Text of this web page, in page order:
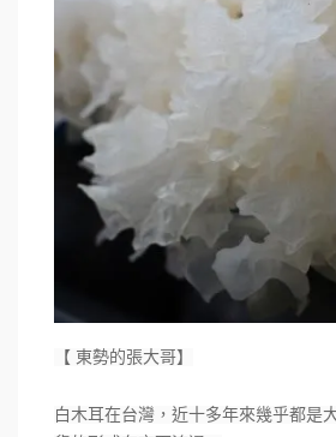
【 東勢的張大哥】
白木耳在台灣，近十多年來幾乎都是